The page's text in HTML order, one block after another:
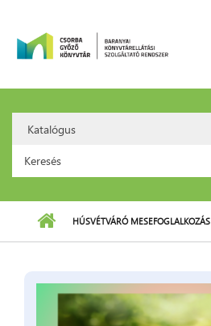
Option:
Keresés űrlap
HÚSVÉTVÁRÓ MESEFOGLALKOZÁS